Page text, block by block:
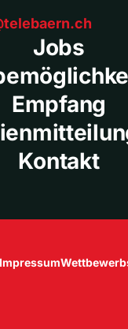
Jobs
Empfang
Kontakt